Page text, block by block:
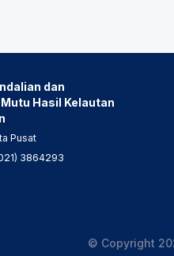
dan
Hasil Kelautan
Pusat
3864293
© Copyright